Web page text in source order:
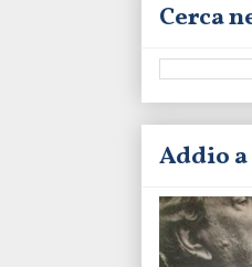
Cerca
Addio